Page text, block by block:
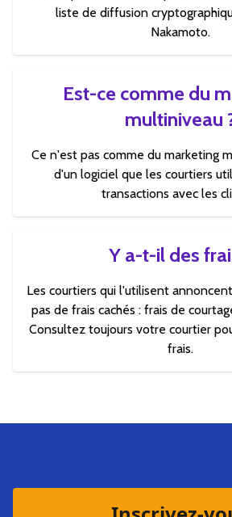
liste de diffusion
Nakamoto.
Est-ce comme du
multiniveau
Ce n'est pas comme du marketing
d'un logiciel que les courtiers
transactions avec les
Y a-t-il des
Les courtiers qui l'utilisent
pas de frais cachés : frais de
Consultez toujours votre courtier
frais.